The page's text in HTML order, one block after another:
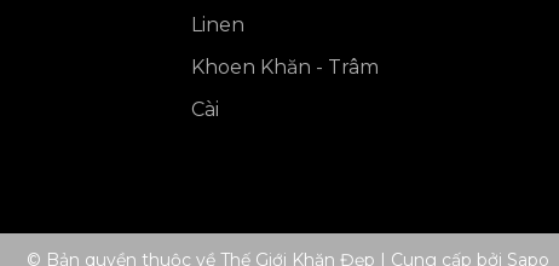
Linen
Khoen Khăn - Trâm
Cài
© Bản quyền thuộc về Thế Giới Khăn Đẹp | Cung cấp bởi Sapo